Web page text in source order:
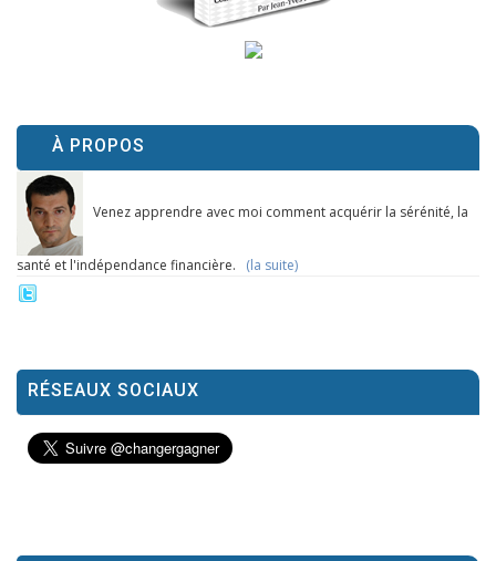
À PROPOS
Venez apprendre avec moi comment acquérir la sérénité, la
santé et l'indépendance financière. (la suite)
RÉSEAUX SOCIAUX